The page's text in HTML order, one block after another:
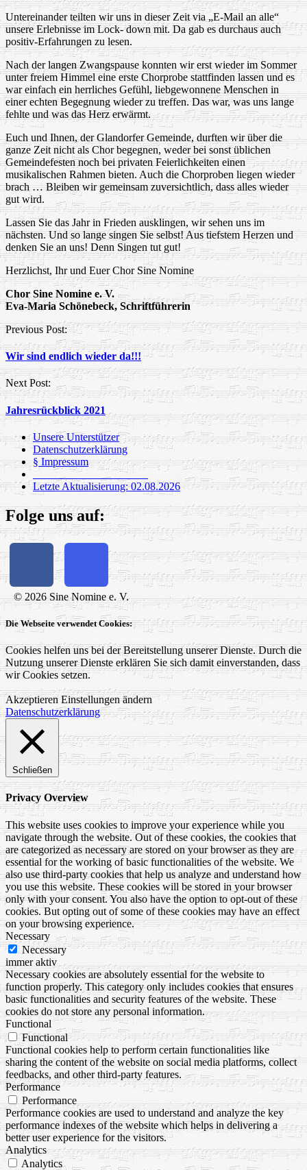
Untereinander teilten wir uns in dieser Zeit via „E-Mail an alle“
unsere Erlebnisse im Lock- down mit. Da gab es durchaus auch
positiv-Erfahrungen zu lesen.
Nach der langen Zwangspause konnten wir erst wieder im Sommer
unter freiem Himmel eine erste Chorprobe stattfinden lassen und es
war einfach ein herrliches Gefühl, liebgewonnene Menschen in
einer echten Begegnung wieder zu treffen. Das war, was uns lange
fehlte und was das Herz erwärmt.
Euch und Ihnen, der Glandorfer Gemeinde, durften wir über die
ganze Zeit nicht als Chor begegnen, weder bei sonst üblichen
Gemeindefesten noch bei privaten Feierlichkeiten einen
musikalischen Rahmen bieten. Auch die Chorproben liegen wieder
brach … Bleiben wir gemeinsam zuversichtlich, dass alles wieder
gut wird.
Lassen Sie das Jahr in Frieden ausklingen, wir sehen uns im
nächsten. Und so lange singen Sie selbst! Aus tiefstem Herzen und
denken Sie an uns! Denn Singen tut gut!
Herzlichst, Ihr und Euer Chor Sine Nomine
Chor Sine Nomine e. V.
Eva-Maria Schönebeck, Schriftführerin
Post
navigation
Previous Post:
Wir sind endlich wieder da!!!
Next Post:
Jahresrückblick 2021
Unsere Unterstützer
Datenschutzerklärung
§ Impressum
_____________________
Letzte Aktualisierung: 02.08.2026
Folge uns auf:
© 2026 Sine Nomine e. V.
Die Webseite verwendet Cookies:
Cookies helfen uns bei der Bereitstellung unserer Dienste. Durch die
Nutzung unserer Dienste erklären Sie sich damit einverstanden, dass
wir Cookies setzen.
Akzeptieren Einstellungen ändern
Datenschutzerklärung
Schließen
Privacy Overview
This website uses cookies to improve your experience while you
navigate through the website. Out of these cookies, the cookies that
are categorized as necessary are stored on your browser as they are
essential for the working of basic functionalities of the website. We
also use third-party cookies that help us analyze and understand how
you use this website. These cookies will be stored in your browser
only with your consent. You also have the option to opt-out of these
cookies. But opting out of some of these cookies may have an effect
on your browsing experience.
Necessary
Necessary
immer aktiv
Necessary cookies are absolutely essential for the website to
function properly. This category only includes cookies that ensures
basic functionalities and security features of the website. These
cookies do not store any personal information.
Functional
Functional
Functional cookies help to perform certain functionalities like
sharing the content of the website on social media platforms, collect
feedbacks, and other third-party features.
Performance
Performance
Performance cookies are used to understand and analyze the key
performance indexes of the website which helps in delivering a
better user experience for the visitors.
Analytics
Analytics